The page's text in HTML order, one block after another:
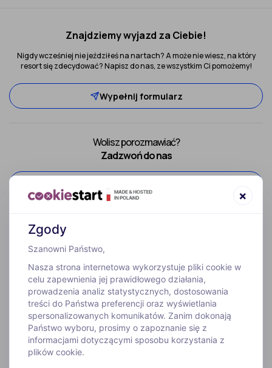
Znajdziemy wyjazd za Ciebie!
Nigdy wcześniej nie jeździłeś na nartach? A może nie wiesz, na który
resort się zdecydować? Napisz do nas, ze wszystkim Ci pomożemy!
Wypełnij formularz
Wolisz porozmawiać?
Zadzwoń do nas
WYJAZDY
INFORMACJE
Zgody
×
Szanowni Państwo,
Nasza strona internetowa wykorzystuje pliki cookie w
celu zapewnienia jej prawidłowego działania,
prowadzenia analiz statystycznych, dostosowania
treści do Państwa preferencji oraz wyświetlania
spersonalizowanych komunikatów. Zanim dokonają
Państwo wyboru, prosimy o zapoznanie się z
informacjami dotyczącymi sposobu korzystania z
plików cookie.